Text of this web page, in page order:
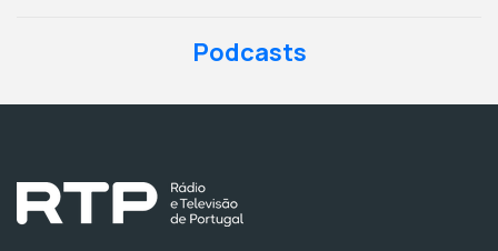
Podcasts